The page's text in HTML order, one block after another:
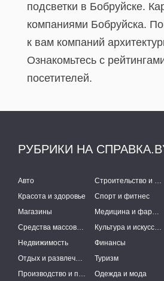
подсветки в Бобруйске.
компаниями Бобруйска.
к вам компаний
Ознакомьтесь с
посетителей.
РУБРИКИ НА
Авто Строительство и ремонт
Красота и здоровье
Спорт и фитнес
Магазины
Медицина и фармацевтика
Средства массовой информации
Культура и искусство
Недвижимость
Финансы
Отдых и развлечения
Туризм
Производство и поставки
Одежда и мода